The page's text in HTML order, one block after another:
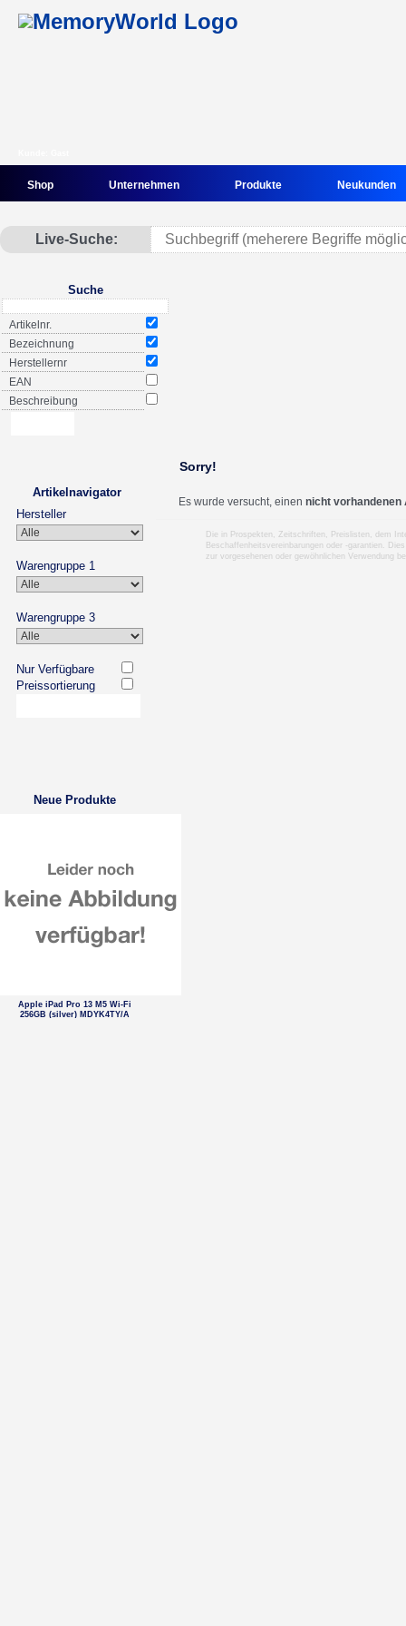
Shop Unternehmen Produkte Neukunden
Live-Suche:
Suche
Artikelnr.
Bezeichnung
Herstellernr
EAN
Beschreibung
Artikelnavigator
Hersteller
Warengruppe 1
Warengruppe 3
Nur Verfügbare
Preissortierung
Neue Produkte
Apple iPad Pro 13 M5 Wi-Fi
256GB (silver) MDYK4TY/A
Sorry!
Es wurde versucht, einen nicht vorhandenen
Die in Prospekten, Zeitschriften, Preislisten, dem
Beschaffenheitsvereinbarungen oder -garantien.
zur vorgesehenen oder gewöhnlichen Verwendung